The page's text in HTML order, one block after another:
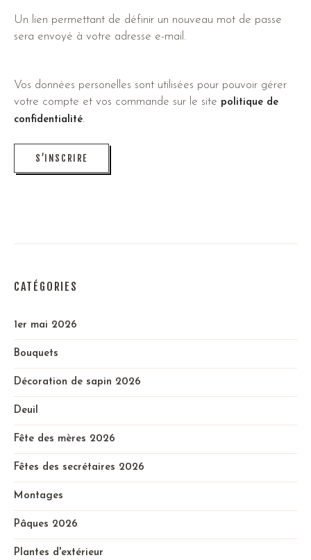
Un lien permettant de définir un nouveau mot de passe
sera envoyé à votre adresse e-mail.
Vos données personelles sont utilisées pour pouvoir gérer
votre compte et vos commande sur le site politique de
confidentialité.
S’INSCRIRE
CATÉGORIES
1er mai 2026
Bouquets
Décoration de sapin 2026
Deuil
Fête des mères 2026
Fêtes des secrétaires 2026
Montages
Pâques 2026
Plantes d'extérieur